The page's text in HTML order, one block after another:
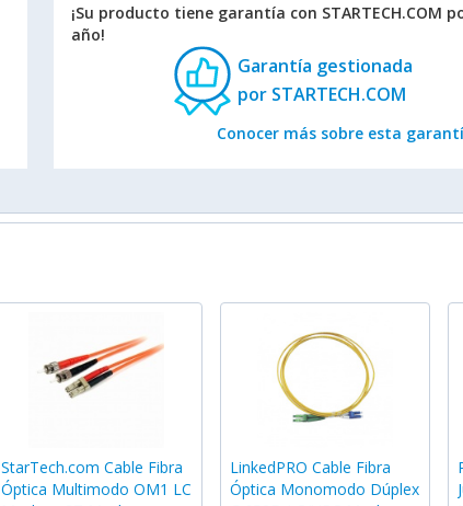
¡Su producto tiene garantía con STARTECH.COM
año!
Garantía gestionada
por STARTECH.COM
Conocer más sobre esta
StarTech.com Cable Fibra
Óptica Multimodo OM1 LC
LinkedPRO Cable Fibra
Óptica Monomodo Dúplex